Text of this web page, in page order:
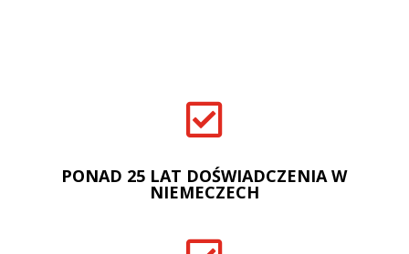

PONAD 25 LAT DOŚWIADCZENIA W
NIEMECZECH